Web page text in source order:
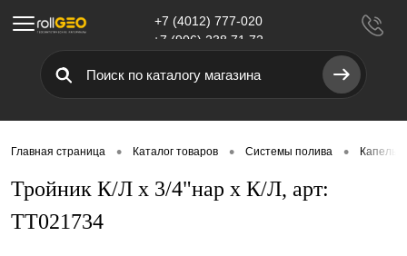
Меню
+7 (4012) 777-020
+7 (906) 238 71 72
Главная страница • Каталог товаров • Системы полива •
Тройник К/Л х 3/4"нар х К/Л, арт:
TT021734